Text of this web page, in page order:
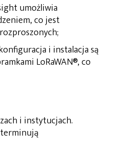
umożliwia
co jest
i instalacja są
LoRaWAN®, co
i instytucjach.